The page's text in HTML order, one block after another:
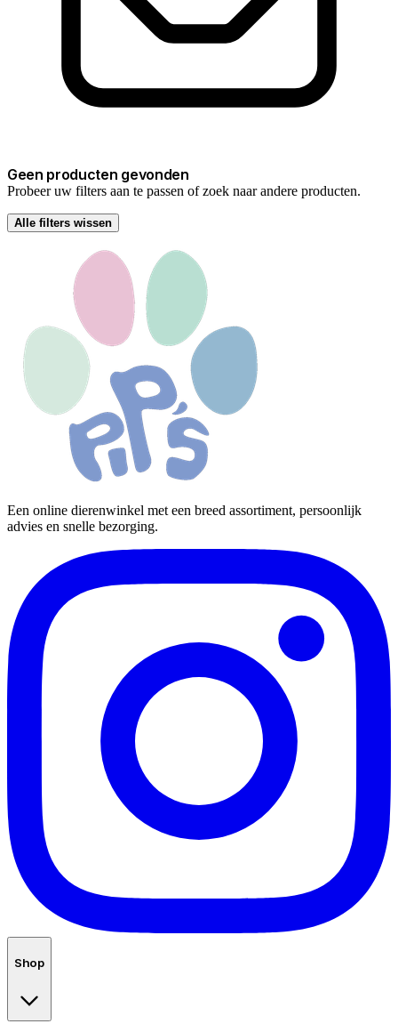
Geen producten gevonden
Probeer uw filters aan te passen of zoek naar andere producten.
Alle filters wissen
Een online dierenwinkel met een breed assortiment, persoonlijk
advies en snelle bezorging.
Shop